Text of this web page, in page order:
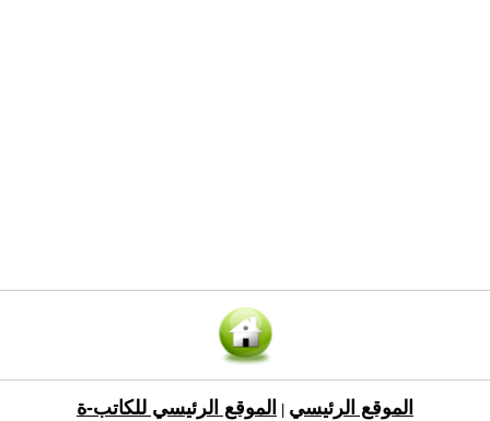
الموقع الرئيسي الموقع الرئيسي للكاتب-ة